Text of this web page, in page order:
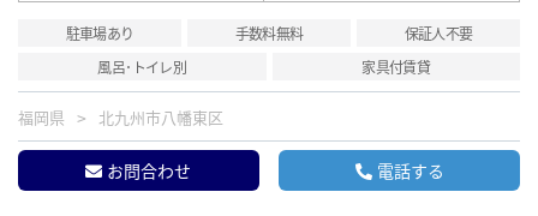
駐車場あり 手数料無料
保証人不要
風呂･トイレ別
家具付賃貸
福岡県 北九州市八幡東区
お問合わせ 電話する